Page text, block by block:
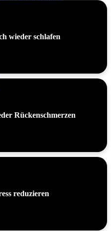
wieder schlafen
Rückenschmerzen
reduzieren